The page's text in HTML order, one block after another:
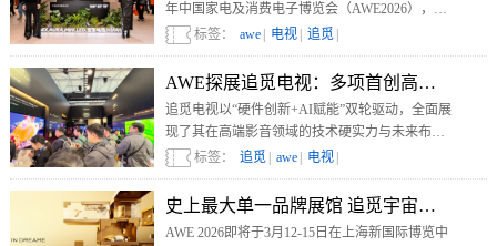
年中国家电及消费电子博览会（AWE2026），多
项行业首创/首发高端影音技术成为展会焦点。
标签： awe 电视 追觅
AWE探展追觅电视：多项首创高端影音技
追觅电视以“硬件创新+AI赋能”双轮驱动，全面展
现了其在高端影音领域的技术硬实力与未来布
局。对追觅电视感兴趣的朋友快快到AWE E7追觅
馆进行了解吧。
标签： 追觅 awe 电视
史上最大单一品牌展馆 追觅宇宙包馆登场
AWE 2026即将于3月12-15日在上海新国际博览中